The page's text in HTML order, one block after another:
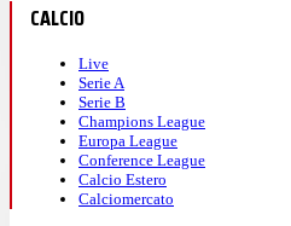
CALCIO
Live
Serie A
Serie B
Champions League
Europa League
Conference League
Calcio Estero
Calciomercato